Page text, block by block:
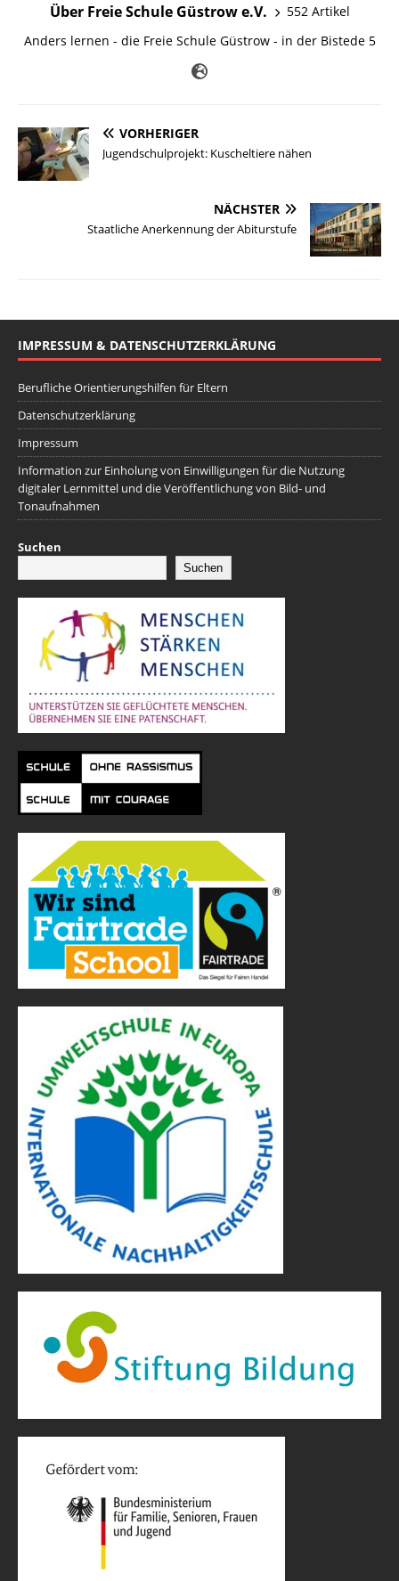
Über Freie Schule Güstrow e.V.
552 Artikel
Anders lernen - die Freie Schule Güstrow - in der Bistede 5
VORHERIGER
Jugendschulprojekt: Kuscheltiere nähen
NÄCHSTER
Staatliche Anerkennung der Abiturstufe
IMPRESSUM & DATENSCHUTZERKLÄRUNG
Berufliche Orientierungshilfen für Eltern
Datenschutzerklärung
Impressum
Information zur Einholung von Einwilligungen für die Nutzung
digitaler Lernmittel und die Veröffentlichung von Bild- und
Tonaufnahmen
Suchen
Suchen